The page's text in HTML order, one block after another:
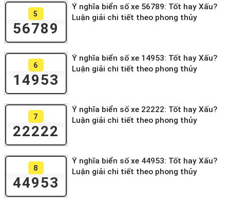
5
56789
Ý nghĩa biển số xe 56789: Tốt hay Xấu?
Luận giải chi tiết theo phong thủy
6
14953
Ý nghĩa biển số xe 14953: Tốt hay Xấu?
Luận giải chi tiết theo phong thủy
7
22222
Ý nghĩa biển số xe 22222: Tốt hay Xấu?
Luận giải chi tiết theo phong thủy
8
44953
Ý nghĩa biển số xe 44953: Tốt hay Xấu?
Luận giải chi tiết theo phong thủy